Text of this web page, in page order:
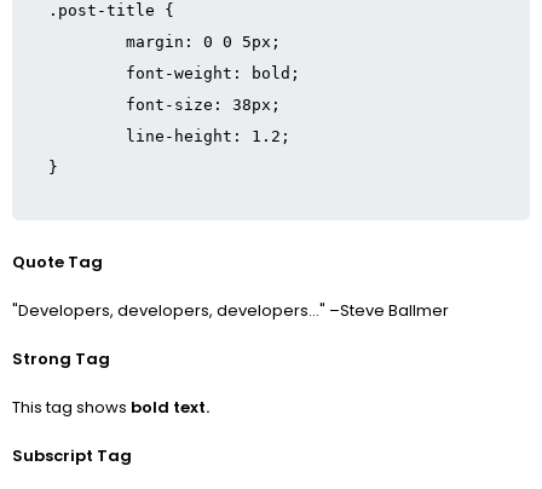
.post-title {
}
Quote Tag
Developers, developers, developers… –Steve Ballmer
Strong Tag
This tag shows bold text.
Subscript Tag